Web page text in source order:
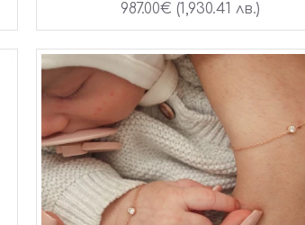
987.00€ (1,930.41 лв.)